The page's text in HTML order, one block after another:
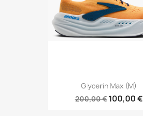
Glycerin Max (M)
200,00 € 100,00 €